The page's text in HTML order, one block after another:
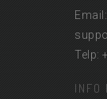
Email:
Telp:
INFO